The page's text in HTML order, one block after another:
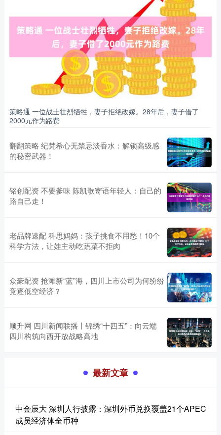
策略通 一位战士壮烈牺牲，妻子拒绝改嫁。28年后，妻子借了
2000元作为路费
翻翻策略 纪梵希心无禁忌淡香水：解锁高级感
的秘密武器！
铭创配资 不要爹味 陈凯歌寄语年轻人：自己的
路自己走！
老品牌速配 科思妈妈：孩子挑食不用愁！10个
科学方法，让娃主动吃蔬菜不拒肉
众豪配资 抢滩新“蓝”海，四川上市公司为何纷纷
竞逐低空经济？
顺升网 四川新闻联播丨锦绣“十四五”：向云端
四川构筑向西开放战略高地
最新文章
中金辰大 深圳人行披露：深圳外币兑换覆盖21个APEC
成员经济体全币种